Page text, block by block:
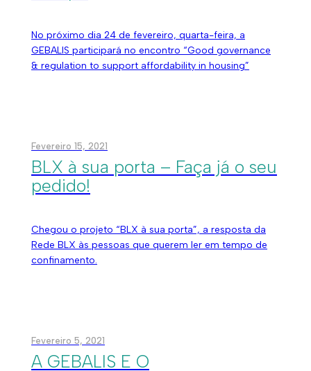
No próximo dia 24 de fevereiro, quarta-feira, a
GEBALIS participará no encontro “Good governance
& regulation to support affordability in housing”
Fevereiro 15, 2021
BLX à sua porta – Faça já o seu
pedido!
Chegou o projeto “BLX à sua porta”, a resposta da
Rede BLX às pessoas que querem ler em tempo de
confinamento.
Fevereiro 5, 2021
A GEBALIS E O